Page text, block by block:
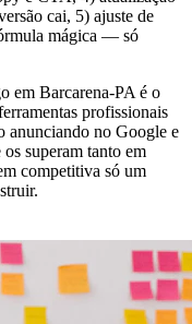
cai, 5) ajuste de
mágica — só
em Barcarena-PA é o
profissionais
anunciando no Google e
superam tanto em
competitiva só um